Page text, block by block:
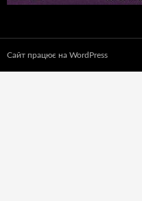
Сайт працює на WordPress